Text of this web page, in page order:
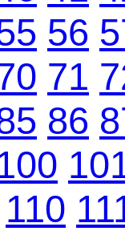
56
71
86
110